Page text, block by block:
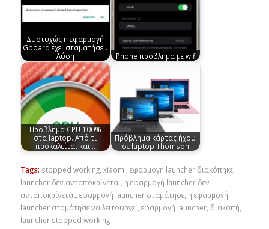
Δυστυχώς η εφαρμογή
Gboard έχει σταματήσει.
Λύση
iPhone πρόβλημα με wifi
Πρόβλημα CPU 100%
στα laptop. Από τι
προκαλείται και…
Πρόβλημα κάρτας ήχου
σε laptop Thomson
Tags: stopped working, xiaomi εφαρμογή launcher διακόπηκε,
launcher δεν ανταποκρίνεται η εφαρμογή launcher δεν
ανταποκρίνεται εφαρμογή launcher σταμάτησε, η εφαρμογή
launcher σταμάτησε να λειτουργεί εφαρμογή launcher, διακοπή
launcher stopped working